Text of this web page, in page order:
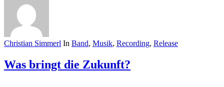
Christian Simmerl In Band, Musik, Recording, Release
Was bringt die Zukunft?